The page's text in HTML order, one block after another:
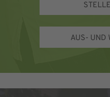
AUS- UND